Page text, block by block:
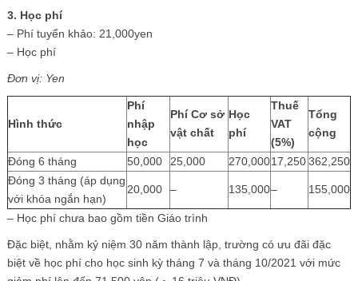
3. Học phí
– Phí tuyển khảo: 21,000yen
– Học phí
Đơn vị: Yen
Hình thức
Phí
nhập
học
Phí Cơ sở
vật chất
Học
phí
Thuế
VAT
(5%)
Tổng
cộng
Đóng 6 tháng 50,000 25,000 270,00017,250362,250
Đóng 3 tháng (áp dụng
với khóa ngắn hạn)
20,000 – 135,000– 155,000
– Học phí chưa bao gồm tiền Giáo trình
Đặc biệt, nhằm kỷ niệm 30 năm thành lập, trường có ưu đãi đặc
biệt về học phí cho học sinh kỳ tháng 7 và tháng 10/2021 với mức